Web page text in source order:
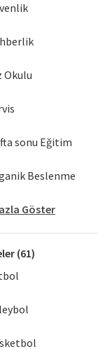
Okulu
sonu Eğitim
Beslenme
Göster
(61)